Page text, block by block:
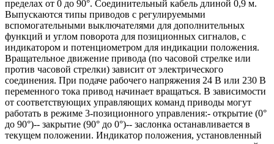
пределах от 0 до 90°. Соединительный кабель длиной 0,9 м.
Выпускаются типы приводов с регулируемыми
вспомогательными выключателями для дополнительных
функций и углом поворота для позиционных сигналов, с
индикатором и потенциометром для индикации положения.
Вращательное движение привода (по часовой стрелке или
против часовой стрелки) зависит от электрического
соединения. При подаче рабочего напряжения 24 В или 230 В
переменного тока привод начинает вращаться. В зависимости
от соответствующих управляющих команд приводы могут
работать в режиме 3-позиционного управления:- открытие (0°
до 90°)-- закрытие (90° до 0°)-- заслонка останавливается в
текущем положении. Индикатор положения, установленный